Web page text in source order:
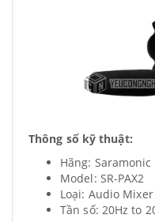
Thông số kỹ thuật:
Hãng: Saramonic
Model: SR-PAX2
Loại: Audio Mixer
Tần số: 20Hz to